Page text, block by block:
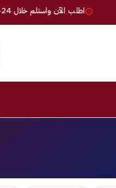
اطلب الآن واستلم خلال 24-72 ساعة